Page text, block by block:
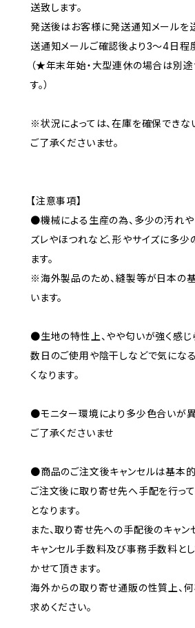
送致します。
発送後はお客様に発送通知メールを
送通知メールご確認後より3〜4日程
（★年末年始・大型連休の場合は別途
す。）
※状況によっては、在庫を確保でき
ご了承くださいませ。
【注意事項】
●機械による生産の為、多少の汚れ
ズレやほつれなど、形やサイズに多
ます。
※海外製品のため、縫製等が日本の
います。
●生地の特性上、やや匂いが強く感じ
数日のご使用や陰干しなどで気にな
くなります。
●モニター環境により多少色合いが
ご了承くださいませ
●商品のご注文後キャンセルは基本的
ご注文後に取り寄せ先へ手配を行っ
となります。
また、取り寄せ先への手配後のキャン
キャンセル手数料及び事務手数料と
かせて頂きます。
海外からの取り寄せ通販の性質上、
求めください。